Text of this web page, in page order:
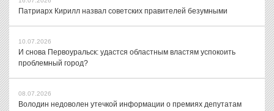
Патриарх Кирилл назвал советских правителей безумными
10.07.2026
И снова Первоуральск: удастся областным властям успокоить
проблемный город?
08.07.2026
Володин недоволен утечкой информации о премиях депутатам